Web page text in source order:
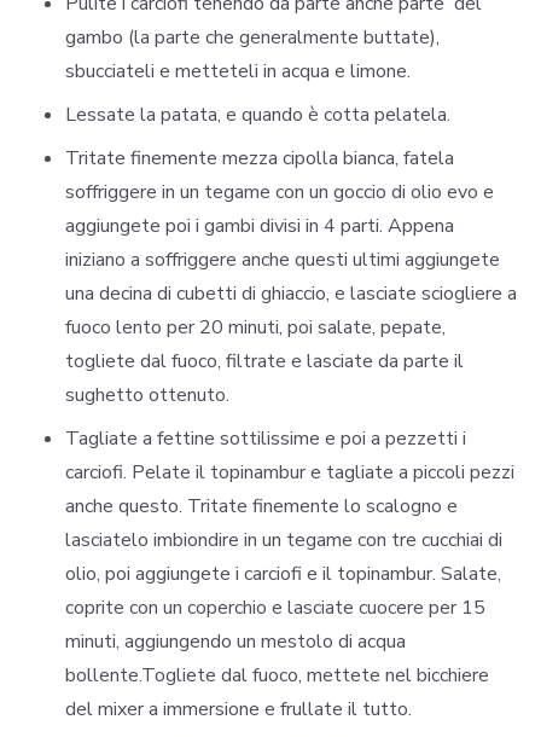
gambo (la parte che generalmente buttate),
sbucciateli e metteteli in acqua e limone.
Lessate la patata, e quando è cotta pelatela.
Tritate finemente mezza cipolla bianca, fatela
soffriggere in un tegame con un goccio di olio evo e
aggiungete poi i gambi divisi in 4 parti. Appena
iniziano a soffriggere anche questi ultimi aggiungete
una decina di cubetti di ghiaccio, e lasciate sciogliere a
fuoco lento per 20 minuti, poi salate, pepate,
togliete dal fuoco, filtrate e lasciate da parte il
sughetto ottenuto.
Tagliate a fettine sottilissime e poi a pezzetti i
carciofi. Pelate il topinambur e tagliate a piccoli pezzi
anche questo. Tritate finemente lo scalogno e
lasciatelo imbiondire in un tegame con tre cucchiai di
olio, poi aggiungete i carciofi e il topinambur. Salate,
coprite con un coperchio e lasciate cuocere per 15
minuti, aggiungendo un mestolo di acqua
bollente.Togliete dal fuoco, mettete nel bicchiere
del mixer a immersione e frullate il tutto.